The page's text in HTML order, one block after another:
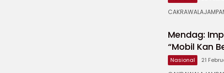
Mendag:
“Mobil Kan
Nasional 21